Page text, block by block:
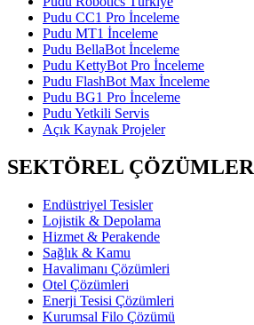
Pudu CC1 Pro İnceleme
Pudu MT1 İnceleme
Pudu BellaBot İnceleme
Pudu KettyBot Pro İnceleme
Pudu FlashBot Max İnceleme
Pudu BG1 Pro İnceleme
Pudu Yetkili Servis
Açık Kaynak Projeler
SEKTÖREL ÇÖZÜMLER
Endüstriyel Tesisler
Lojistik & Depolama
Hizmet & Perakende
Sağlık & Kamu
Havalimanı Çözümleri
Otel Çözümleri
Enerji Tesisi Çözümleri
Kurumsal Filo Çözümü